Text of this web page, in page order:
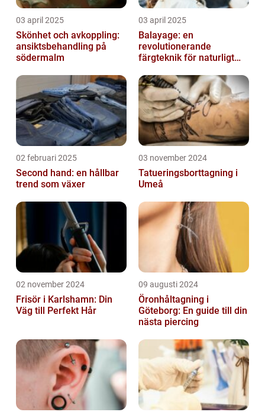
03 april 2025
Skönhet och avkoppling:
ansiktsbehandling på
södermalm
03 april 2025
Balayage: en
revolutionerande
färgteknik för naturligt
02 februari 2025
Second hand: en hållbar
trend som växer
03 november 2024
Tatueringsborttagning i
Umeå
02 november 2024
Frisör i Karlshamn: Din
Väg till Perfekt Hår
09 augusti 2024
Öronhåltagning i
Göteborg: En guide till din
nästa piercing